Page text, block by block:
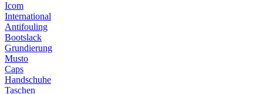
Icom
International
Antifouling
Bootslack
Grundierung
Musto
Caps
Handschuhe
Taschen